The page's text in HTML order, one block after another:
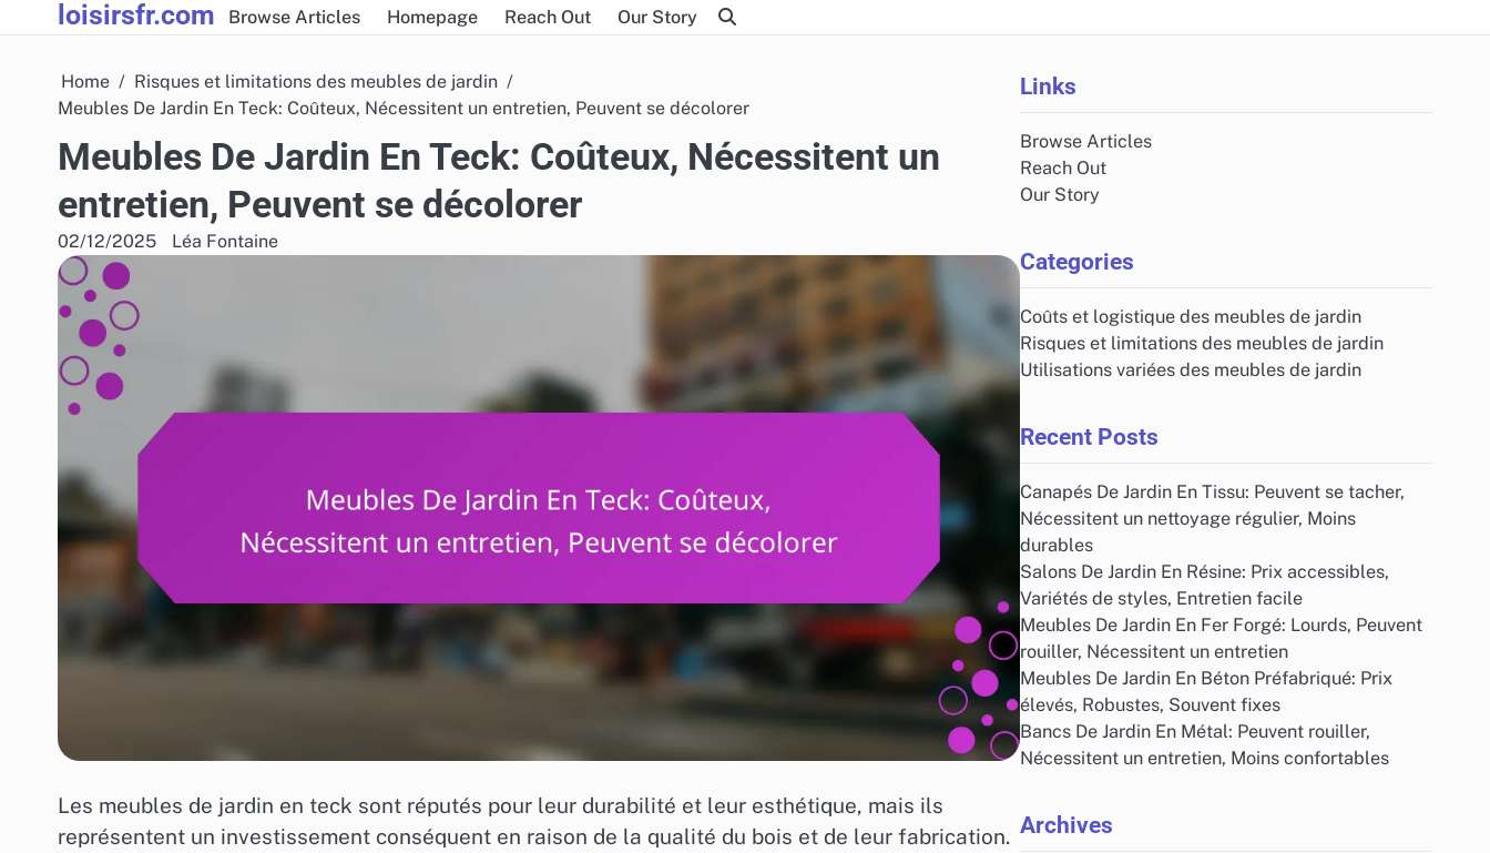
to
loisirsfr.com Browse Articles Homepage Reach Out Our Story
Home
Risques et limitations des meubles de jardin
Meubles De Jardin En Teck: Coûteux, Nécessitent un entretien, Peuvent se décolorer
Meubles De Jardin En Teck: Coûteux, Nécessitent un
entretien, Peuvent se décolorer
02/12/2025 Léa Fontaine
Les meubles de jardin en teck sont réputés pour leur durabilité et leur esthétique, mais ils
représentent un investissement conséquent en raison de la qualité du bois et de leur fabrication.
Links
Browse Articles
Reach Out
Our Story
Categories
Coûts et logistique des meubles de jardin
Risques et limitations des meubles de jardin
Utilisations variées des meubles de jardin
Recent Posts
Canapés De Jardin En Tissu: Peuvent se tacher,
Nécessitent un nettoyage régulier, Moins
durables
Salons De Jardin En Résine: Prix accessibles,
Variétés de styles, Entretien facile
Meubles De Jardin En Fer Forgé: Lourds, Peuvent
rouiller, Nécessitent un entretien
Meubles De Jardin En Béton Préfabriqué: Prix
élevés, Robustes, Souvent fixes
Bancs De Jardin En Métal: Peuvent rouiller,
Nécessitent un entretien, Moins confortables
Archives